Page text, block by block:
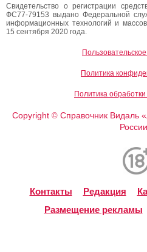
Свидетельство о регистрации
ФС77-79153 выдано Федеральной
информационных технологий и
15 сентября 2020 года.
Политика
Политика
Copyright ©Справочник Видаль
Контакты Редакция
Размещение рекламы